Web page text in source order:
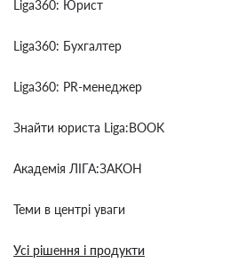
Liga360: Юрист
Liga360: Бухгалтер
Liga360: PR-менеджер
Знайти юриста Liga:BOOK
Академія ЛІГА:ЗАКОН
Теми в центрі уваги
Усі рішення і продукти